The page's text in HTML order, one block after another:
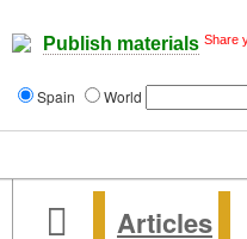
Publish materials Share
Spain World
Articles